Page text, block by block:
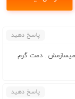
پاسخ دهید
میسازمش . دمت گرم
پاسخ دهید